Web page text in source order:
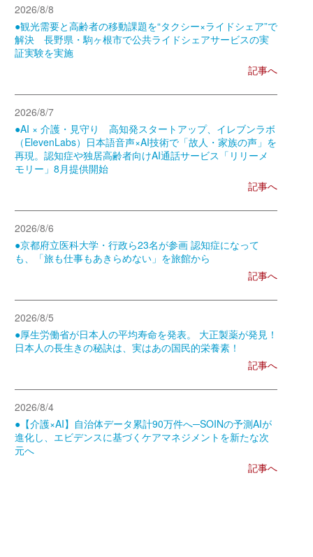
2026/8/8
●観光需要と高齢者の移動課題を“タクシー×ライドシェア”で
解決 長野県・駒ヶ根市で公共ライドシェアサービスの実
証実験を実施
記事へ
2026/8/7
●AI × 介護・見守り 高知発スタートアップ、イレブンラボ
（ElevenLabs）日本語音声×AI技術で「故人・家族の声」を
再現。認知症や独居高齢者向けAI通話サービス「リリーメ
モリー」8月提供開始
記事へ
2026/8/6
●京都府立医科大学・行政ら23名が参画 認知症になって
も、「旅も仕事もあきらめない」を旅館から
記事へ
2026/8/5
●厚生労働省が日本人の平均寿命を発表。 大正製薬が発見！
日本人の長生きの秘訣は、実はあの国民的栄養素！
記事へ
2026/8/4
●【介護×AI】自治体データ累計90万件へ─SOINの予測AIが
進化し、エビデンスに基づくケアマネジメントを新たな次
元へ
記事へ